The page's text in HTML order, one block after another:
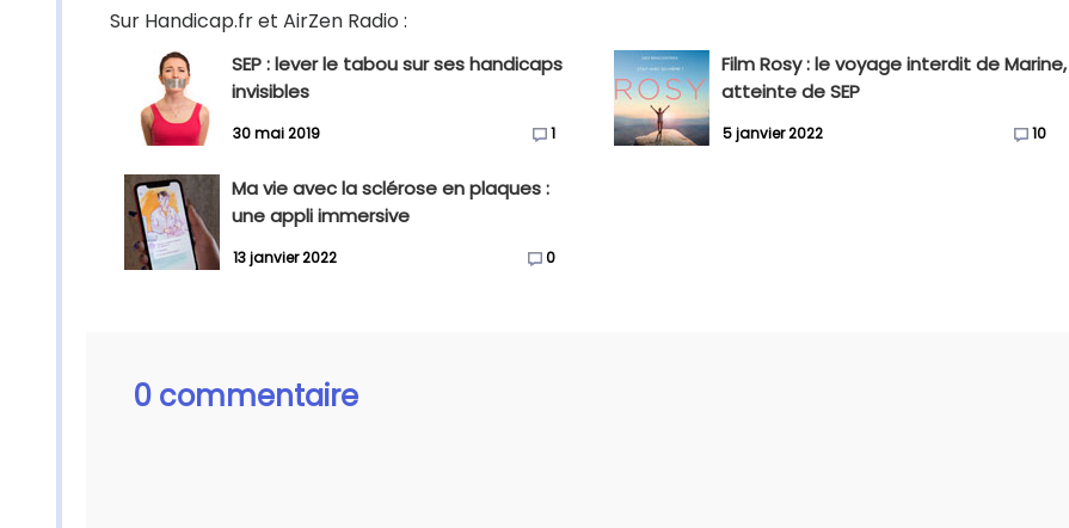
Sur Handicap.fr et AirZen Radio :
SEP : lever le tabou sur ses handicaps
invisibles
30 mai 2019 1
Film Rosy : le voyage interdit de Marine,
atteinte de SEP
5 janvier 2022 10
Ma vie avec la sclérose en plaques :
une appli immersive
13 janvier 2022 0
0 commentaire